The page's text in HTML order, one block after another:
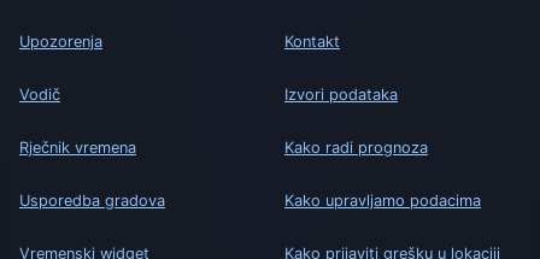
Upozorenja
Vodič
Rječnik vremena
Usporedba gradova
Vremenski widget
Kontakt
Izvori podataka
Kako radi prognoza
Kako upravljamo podacima
Kako prijaviti grešku u lokaciji